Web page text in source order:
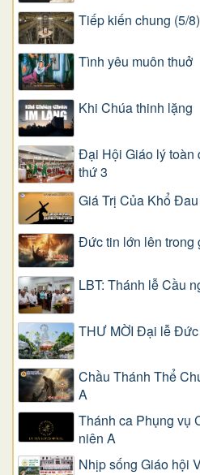
Tiếp kiến chung (5/8)
Tình yêu muôn thuở
Khi Chúa thinh lặng
Đại Hội Giáo lý toàn
thứ 3
Giá Trị Của Khổ
Đức tin lớn lên trong
LBT: Thánh lễ Cầu
THƯ MỜI Đại lễ Đức
Chầu Thánh Thể
A
Thánh ca Phụng vụ
niên A
Nhịp sống Giáo hội